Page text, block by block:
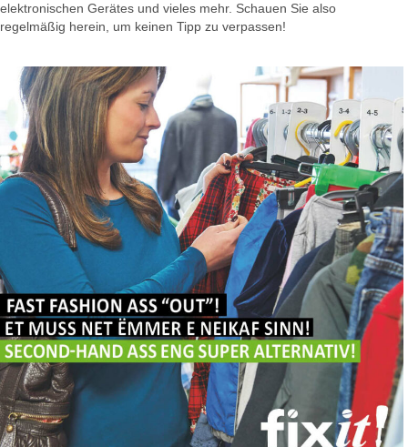
elektronischen Gerätes und vieles mehr. Schauen Sie also
regelmäßig herein, um keinen Tipp zu verpassen!